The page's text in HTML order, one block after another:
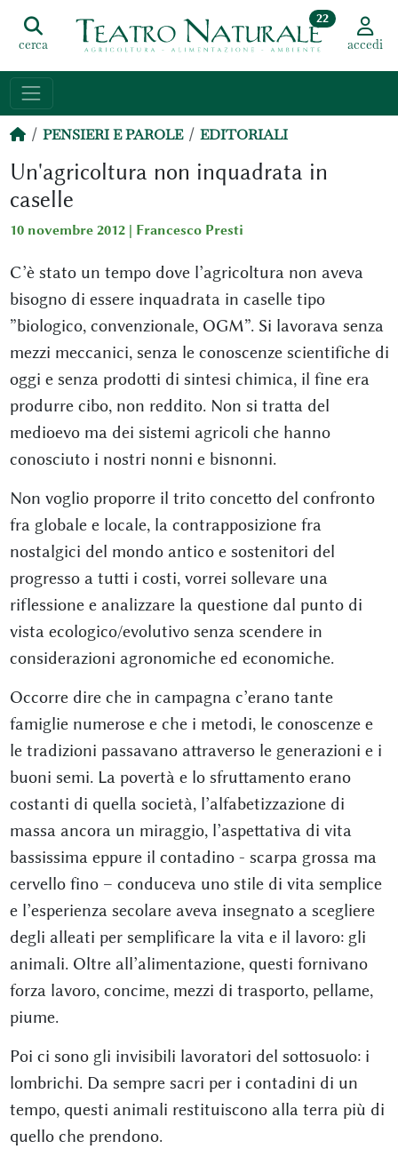
cerca
22
accedi
PENSIERI E PAROLE EDITORIALI
Un'agricoltura non inquadrata in
caselle
10 novembre 2012 | Francesco Presti
C’è stato un tempo dove l’agricoltura non aveva
bisogno di essere inquadrata in caselle tipo
”biologico, convenzionale, OGM”. Si lavorava senza
mezzi meccanici, senza le conoscenze scientifiche di
oggi e senza prodotti di sintesi chimica, il fine era
produrre cibo, non reddito. Non si tratta del
medioevo ma dei sistemi agricoli che hanno
conosciuto i nostri nonni e bisnonni.
Non voglio proporre il trito concetto del confronto
fra globale e locale, la contrapposizione fra
nostalgici del mondo antico e sostenitori del
progresso a tutti i costi, vorrei sollevare una
riflessione e analizzare la questione dal punto di
vista ecologico/evolutivo senza scendere in
considerazioni agronomiche ed economiche.
Occorre dire che in campagna c’erano tante
famiglie numerose e che i metodi, le conoscenze e
le tradizioni passavano attraverso le generazioni e i
buoni semi. La povertà e lo sfruttamento erano
costanti di quella società, l’alfabetizzazione di
massa ancora un miraggio, l’aspettativa di vita
bassissima eppure il contadino - scarpa grossa ma
cervello fino – conduceva uno stile di vita semplice
e l’esperienza secolare aveva insegnato a scegliere
degli alleati per semplificare la vita e il lavoro: gli
animali. Oltre all’alimentazione, questi fornivano
forza lavoro, concime, mezzi di trasporto, pellame,
piume.
Poi ci sono gli invisibili lavoratori del sottosuolo: i
lombrichi. Da sempre sacri per i contadini di un
tempo, questi animali restituiscono alla terra più di
quello che prendono.